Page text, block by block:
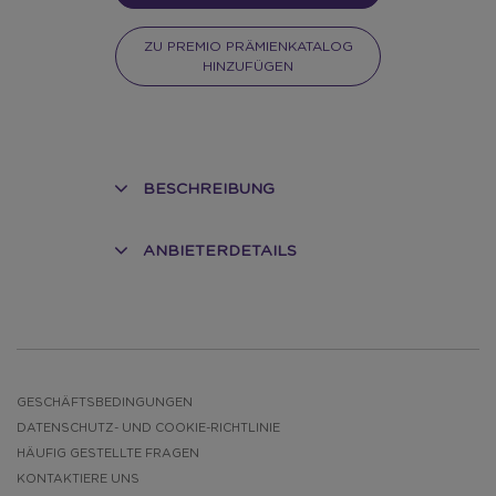
ZU PREMIO PRÄMIENKATALOG
HINZUFÜGEN
BESCHREIBUNG
ANBIETERDETAILS
GESCHÄFTSBEDINGUNGEN
DATENSCHUTZ- UND COOKIE-RICHTLINIE
HÄUFIG GESTELLTE FRAGEN
KONTAKTIERE UNS